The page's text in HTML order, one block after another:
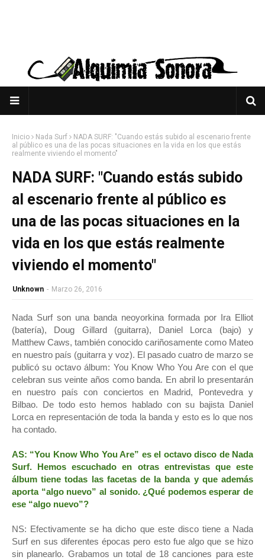
Inicio Nada Surf
NADA SURF: "Cuando estás subido al escenario frente
al público es una de las pocas situaciones en la vida en los que estás
realmente viviendo el momento"
NADA SURF: "Cuando estás subido
al escenario frente al público es
una de las pocas situaciones en la
vida en los que estás realmente
viviendo el momento"
Unknown - Marzo 26, 2016
Nada Surf son una banda neoyorkina formada por Ira Elliot
(batería), Doug Gillard (guitarra), Daniel Lorca (bajo) y
Matthew Caws, también conocido cariñosamente como Mateo
en nuestro país (guitarra y voz). El pasado cuatro de marzo se
publicó su octavo álbum: You Know Who You Are con el que
celebran sus veinte años como banda. En abril lo presentarán
en nuestro país con conciertos en Madrid, Pontevedra y
Bilbao. De todo esto hemos hablado con su bajista Daniel
Lorca en representación de toda la banda y esto es lo que nos
ha contado.
AS: “You Know Who You Are” es el octavo disco de Nada
Surf. Hemos escuchado en otras entrevistas que este
álbum tiene todas las facetas de la banda y que además
aporta “algo nuevo” al sonido. ¿Qué podemos esperar de
ese “algo nuevo”?
NS: Efectivamente se ha dicho que este disco tiene a Nada
Surf en sus diferentes épocas pero esto fue algo que se hizo
sin planearlo. Grabamos un total de 18 canciones para este